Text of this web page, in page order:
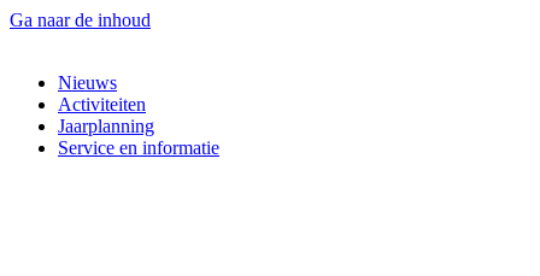
Ga naar de inhoud
Nieuws
Activiteiten
Jaarplanning
Service en informatie